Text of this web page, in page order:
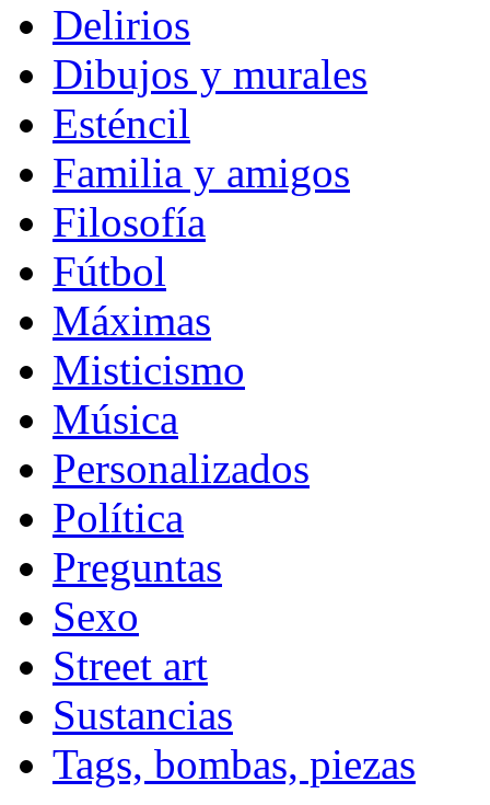
Delirios
Dibujos y murales
Esténcil
Familia y amigos
Filosofía
Fútbol
Máximas
Misticismo
Música
Personalizados
Política
Preguntas
Sexo
Street art
Sustancias
Tags, bombas, piezas